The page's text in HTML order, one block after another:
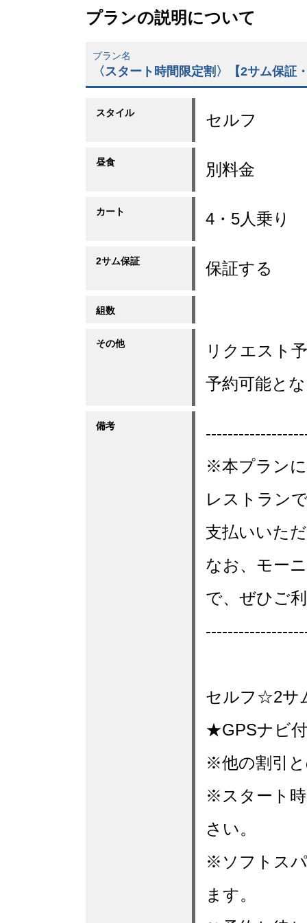
プランの説明について
プラン名
〈スタート時間限定割〉【2サム保
スタイル セルフ
昼食 別料金
カート 4・5人乗り
2サム保証 保証する
組数
その他
リクエスト
予約可能と
備考
※本プラン
レストラン
支払いいた
なお、モー
で、ぜひご
セルフ☆2サ
★GPSナビ
※他の割引
※スタート
さい。
※ソフトス
ます。